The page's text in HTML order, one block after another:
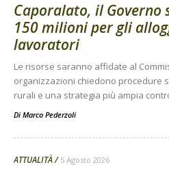
Caporalato, il Governo
150 milioni per gli
lavoratori
Le risorse saranno affidate al
organizzazioni chiedono procedure
rurali e una strategia più ampia
Di Marco Pederzoli
ATTUALITÀ 5 Agosto 2026